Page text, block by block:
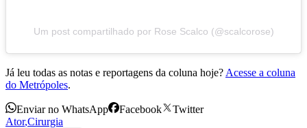
Um post compartilhado por Rose Scalco (@scalcorose)
Já leu todas as notas e reportagens da coluna hoje? Acesse a coluna
do Metrópoles.
Enviar no WhatsApp Facebook
Twitter
Ator,Cirurgia